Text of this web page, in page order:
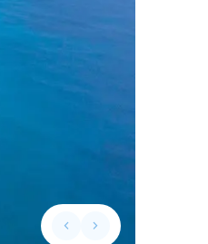
keyboard_arrow_leftPrevious slide
keyboard_arrow_rightNext slide